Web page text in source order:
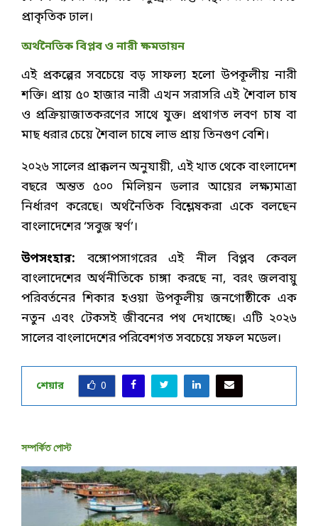
প্রাকৃতিক ঢাল।
অর্থনৈতিক বিপ্লব ও নারী ক্ষমতায়ন
এই প্রকল্পের সবচেয়ে বড় সাফল্য হলো উপকূলীয় নারী
শক্তি। প্রায় ৫০ হাজার নারী এখন সরাসরি এই শৈবাল চাষ
ও প্রক্রিয়াজাতকরণের সাথে যুক্ত। প্রথাগত লবণ চাষ বা
মাছ ধরার চেয়ে শৈবাল চাষে লাভ প্রায় তিনগুণ বেশি।
২০২৬ সালের প্রাক্কলন অনুযায়ী, এই খাত থেকে বাংলাদেশ
বছরে অন্তত ৫০০ মিলিয়ন ডলার আয়ের লক্ষ্যমাত্রা
নির্ধারণ করেছে। অর্থনৈতিক বিশ্লেষকরা একে বলছেন
বাংলাদেশের ‘সবুজ স্বর্ণ’।
উপসংহার: বঙ্গোপসাগরের এই নীল বিপ্লব কেবল
বাংলাদেশের অর্থনীতিকে চাঙ্গা করছে না, বরং জলবায়ু
পরিবর্তনের শিকার হওয়া উপকূলীয় জনগোষ্ঠীকে এক
নতুন এবং টেকসই জীবনের পথ দেখাচ্ছে। এটি ২০২৬
সালের বাংলাদেশের পরিবেশগত সবচেয়ে সফল মডেল।
শেয়ার 0
সম্পর্কিত পোস্ট